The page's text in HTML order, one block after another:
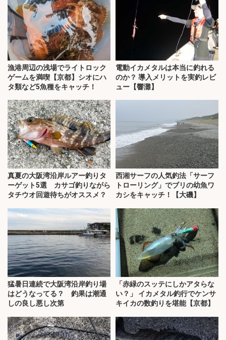
漁港周辺の浅場でライトロック
ゲームを満喫【京都】シオにハ
タ類など5魚種をキャッチ！
電動イカメタルは本当に釣れる
のか？ 導入メリットを実釣レビ
ュー【響灘】
真夏の大阪湾沿岸ルアー釣りタ
ーゲット5選 カサゴ釣りながら
タチウオ回遊待ちがオススメ？
西湘サーフの人気釣法「サーフ
トローリング」でブリの幼魚ワ
カシをキャッチ！【大磯】
猛暑日連続で大阪湾沿岸釣り場
はどうなってる？ 釣果は潮通
しの良し悪し次第
「赤緑のスッテにしかアタらな
い？」 イカメタル釣行でケンサ
キイカの数釣りを堪能【京都】